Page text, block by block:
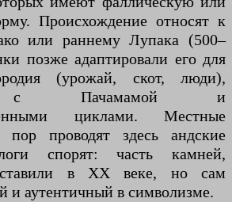
Происхождение относят к
или раннему Лупака (500–
позже адаптировали его для
(урожай, скот, люди),
с Пачамамой и
циклами. Местные
проводят здесь андские
спорят: часть камней,
в XX веке, но сам
и аутентичный в символизме.